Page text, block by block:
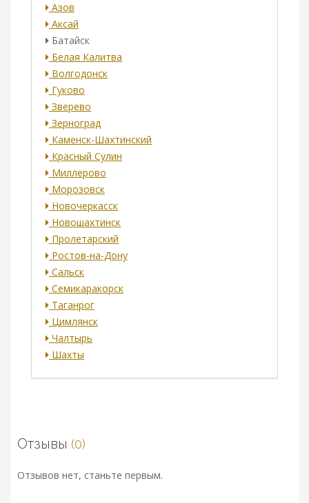
Азов
Аксай
Батайск
Белая Калитва
Волгодонск
Гуково
Зверево
Зерноград
Каменск-Шахтинский
Красный Сулин
Миллерово
Морозовск
Новочеркасск
Новошахтинск
Пролетарский
Ростов-на-Дону
Сальск
Семикаракорск
Таганрог
Цимлянск
Чалтырь
Шахты
Отзывы (0)
Отзывов нет, станьте первым.